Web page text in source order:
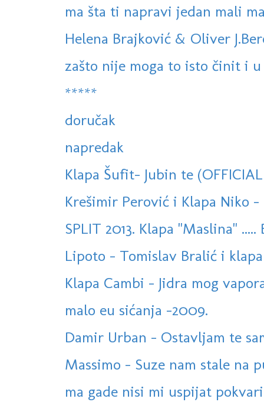
ma šta ti napravi jedan mali
Helena Brajković & Oliver
zašto nije moga to isto činit i
*****
doručak
napredak
Klapa Šufit- Jubin te
Krešimir Perović i Klapa Niko
SPLIT 2013. Klapa "Maslina" .....
Lipoto - Tomislav Bralić i
Klapa Cambi - Jidra mog
malo eu sićanja -2009.
Damir Urban - Ostavljam te
Massimo - Suze nam stale na
ma gade nisi mi uspijat